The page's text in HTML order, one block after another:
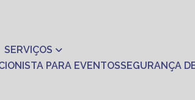
SERVIÇOS
PARA EVENTOS SEGURANÇA